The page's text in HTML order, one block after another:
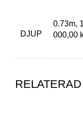
DJUP
0.73m,
000,00